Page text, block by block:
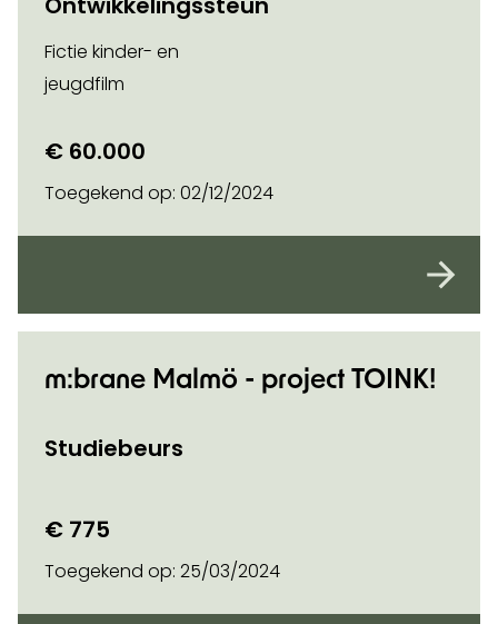
Fictie kinder- en
jeugdfilm
€ 60.000
Toegekend op: 02/12/2024
m:brane Malmö - project TOINK!
Studiebeurs
€ 775
Toegekend op: 25/03/2024